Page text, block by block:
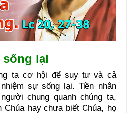
sống lại
ta cơ hội để suy tư và cả
sự sống lại. Tiền nhân
chung quanh chúng ta,
Chúa hay chưa biết Chúa, họ